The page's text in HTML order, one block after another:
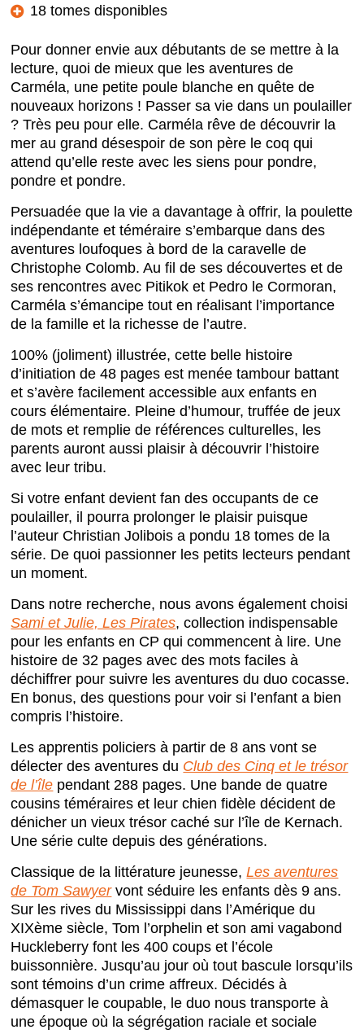
18 tomes disponibles
Pour donner envie aux débutants de se mettre à la
lecture, quoi de mieux que les aventures de
Carméla, une petite poule blanche en quête de
nouveaux horizons ! Passer sa vie dans un poulailler
? Très peu pour elle. Carméla rêve de découvrir la
mer au grand désespoir de son père le coq qui
attend qu’elle reste avec les siens pour pondre,
pondre et pondre.
Persuadée que la vie a davantage à offrir, la poulette
indépendante et téméraire s’embarque dans des
aventures loufoques à bord de la caravelle de
Christophe Colomb. Au fil de ses découvertes et de
ses rencontres avec Pitikok et Pedro le Cormoran,
Carméla s’émancipe tout en réalisant l’importance
de la famille et la richesse de l’autre.
100% (joliment) illustrée, cette belle histoire
d’initiation de 48 pages est menée tambour battant
et s’avère facilement accessible aux enfants en
cours élémentaire. Pleine d’humour, truffée de jeux
de mots et remplie de références culturelles, les
parents auront aussi plaisir à découvrir l’histoire
avec leur tribu.
Si votre enfant devient fan des occupants de ce
poulailler, il pourra prolonger le plaisir puisque
l’auteur Christian Jolibois a pondu 18 tomes de la
série. De quoi passionner les petits lecteurs pendant
un moment.
Dans notre recherche, nous avons également choisi
Sami et Julie, Les Pirates, collection indispensable
pour les enfants en CP qui commencent à lire. Une
histoire de 32 pages avec des mots faciles à
déchiffrer pour suivre les aventures du duo cocasse.
En bonus, des questions pour voir si l’enfant a bien
compris l’histoire.
Les apprentis policiers à partir de 8 ans vont se
délecter des aventures du Club des Cinq et le trésor
de l’île pendant 288 pages. Une bande de quatre
cousins téméraires et leur chien fidèle décident de
dénicher un vieux trésor caché sur l’île de Kernach.
Une série culte depuis des générations.
Classique de la littérature jeunesse,Les aventures
de Tom Sawyervont séduire les enfants dès 9 ans.
Sur les rives du Mississippi dans l’Amérique du
XIXème siècle, Tom l’orphelin et son ami vagabond
Huckleberry font les 400 coups et l’école
buissonnière. Jusqu’au jour où tout bascule lorsqu’ils
sont témoins d’un crime affreux. Décidés à
démasquer le coupable, le duo nous transporte à
une époque où la ségrégation raciale et sociale